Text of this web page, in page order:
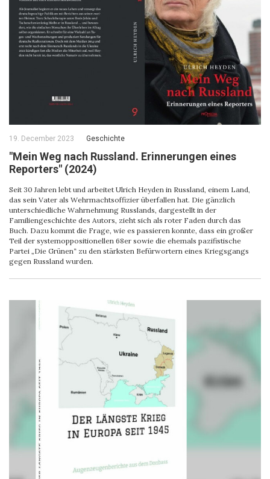
19. December 2023 Geschichte
"Mein Weg nach Russland. Erinnerungen eines
Reporters" (2024)
Seit 30 Jahren lebt und arbeitet Ulrich Heyden in Russland, einem Land,
das sein Vater als Wehrmachtsoffizier überfallen hat. Die gänzlich
unterschiedliche Wahrnehmung Russlands, dargestellt in der
Familiengeschichte des Autors, zieht sich als roter Faden durch das
Buch. Dazu kommt die Frage, wie es passieren konnte, dass ein großer
Teil der systemoppositionellen 68er sowie die ehemals pazifistische
Partei „Die Grünen“ zu den stärksten Befürwortern eines Kriegsgangs
gegen Russland wurden.